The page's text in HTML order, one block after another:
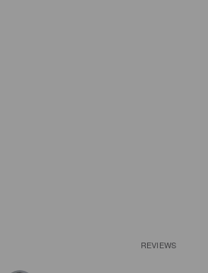
REVIEWS